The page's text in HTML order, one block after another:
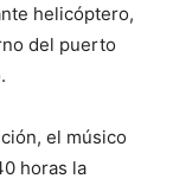
helicóptero,
del puerto
el músico
horas la